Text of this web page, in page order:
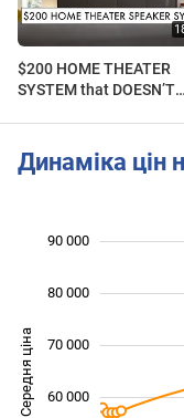
$200 HOME THEATER
SYSTEM that DOESN’T
Динаміка цін
Середня ціна 60 000
70 000
90 000
80 000